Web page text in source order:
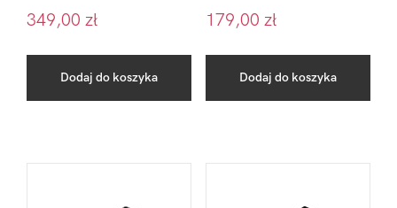
349,00 zł
Dodaj do koszyka
179,00 zł
Dodaj do koszyka